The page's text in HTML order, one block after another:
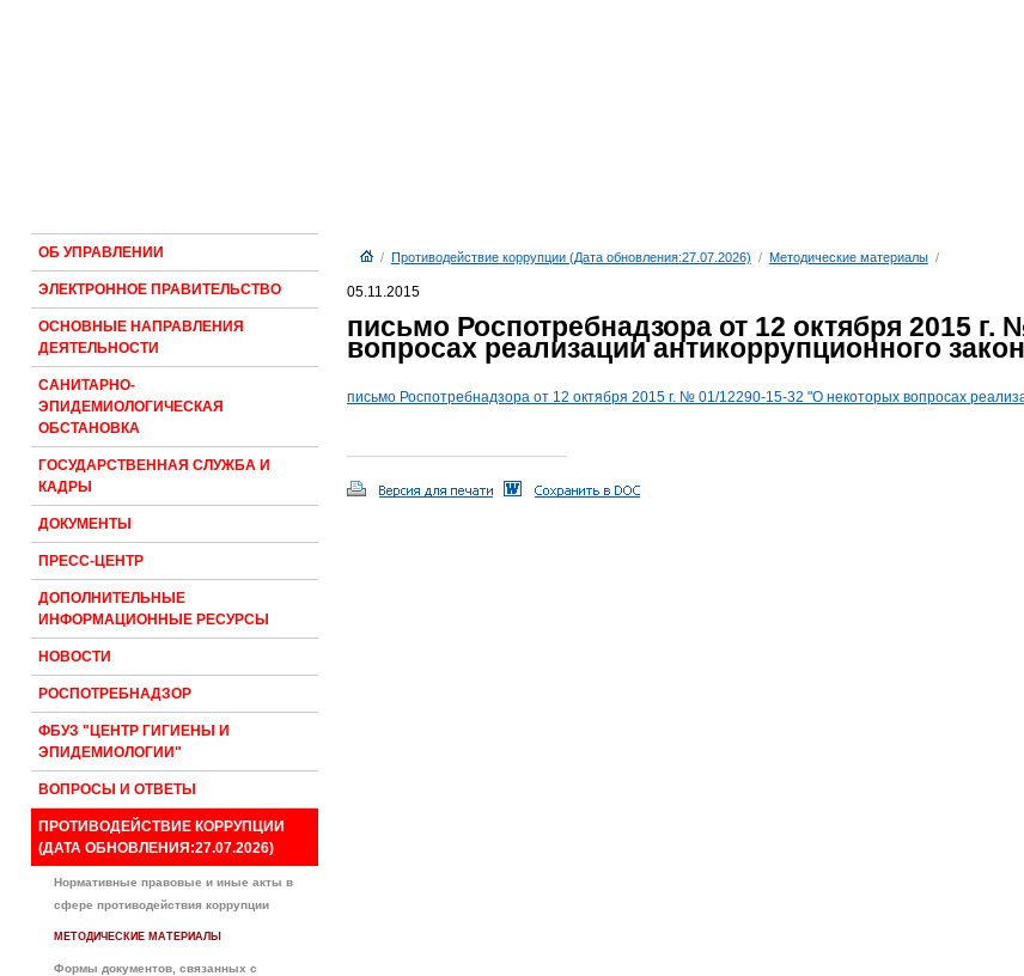
ОБ УПРАВЛЕНИИ
ЭЛЕКТРОННОЕ ПРАВИТЕЛЬСТВО
ОСНОВНЫЕ НАПРАВЛЕНИЯ
ДЕЯТЕЛЬНОСТИ
САНИТАРНО-
ЭПИДЕМИОЛОГИЧЕСКАЯ
ОБСТАНОВКА
ГОСУДАРСТВЕННАЯ СЛУЖБА И
КАДРЫ
ДОКУМЕНТЫ
ПРЕСС-ЦЕНТР
ДОПОЛНИТЕЛЬНЫЕ
ИНФОРМАЦИОННЫЕ РЕСУРСЫ
НОВОСТИ
РОСПОТРЕБНАДЗОР
ФБУЗ "ЦЕНТР ГИГИЕНЫ И
ЭПИДЕМИОЛОГИИ"
ВОПРОСЫ И ОТВЕТЫ
ПРОТИВОДЕЙСТВИЕ КОРРУПЦИИ
(ДАТА ОБНОВЛЕНИЯ:27.07.2026)
Нормативные правовые и иные акты в
сфере противодействия коррупции
МЕТОДИЧЕСКИЕ МАТЕРИАЛЫ
Формы документов, связанных с
/ Противодействие коррупции (Дата обновления:27.07.2026) / Методические материалы/
05.11.2015
письмо Роспотребнадзора от 12 октября 2015
вопросах реализации антикоррупционного
письмо Роспотребнадзора от 12 октября 2015 г. № 01/12290-15-32 "О некоторых вопросах